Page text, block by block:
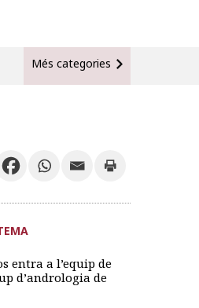
Més categories
entra a l’equip de
d’andrologia de